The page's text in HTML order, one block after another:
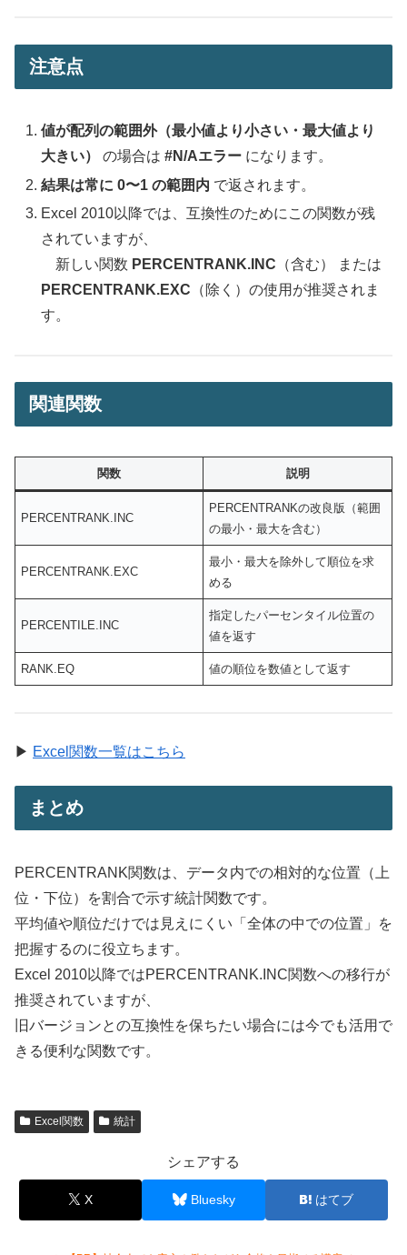
注意点
値が配列の範囲外（最小値より小さい・最大値より
大きい）
の場合は#N/Aエラー になります。
結果は常に 0〜1 の範囲内 で返されます。
Excel 2010以降では、互換性のためにこの関数が残
されていますが、
新しい関数 PERCENTRANK.INC （含む） または
PERCENTRANK.EXC （除く）の使用が推奨されま
す。
関連関数
関数 説明
PERCENTRANK.INC
PERCENTRANKの改良版（範囲
の最小・最大を含む）
PERCENTRANK.EXC
最小・最大を除外して順位を求
める
PERCENTILE.INC
指定したパーセンタイル位置の
値を返す
RANK.EQ 値の順位を数値として返す
▶ Excel関数一覧はこちら
まとめ
PERCENTRANK関数は、データ内での相対的な位置（上
位・下位）を割合で示す統計関数です。
平均値や順位だけでは見えにくい「全体の中での位置」を
把握するのに役立ちます。
Excel 2010以降ではPERCENTRANK.INC関数への移行が
推奨されていますが、
旧バージョンとの互換性を保ちたい場合には今でも活用で
きる便利な関数です。
Excel関数 統計
シェアする
X Bluesky はてブ